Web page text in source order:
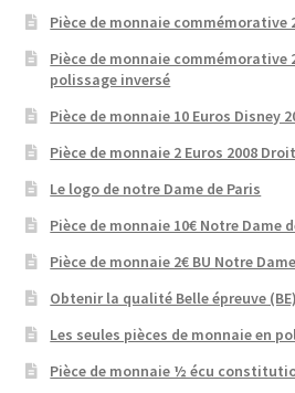
Pièce de monnaie commémorative
Pièce de monnaie commémorative
polissage inversé
Pièce de monnaie 10 Euros Disney
Pièce de monnaie 2 Euros 2008
Le logo de notre Dame de Paris
Pièce de monnaie 10€ Notre Dame
Pièce de monnaie 2€ BU Notre
Obtenir la qualité Belle épreuve (BE)
Les seules pièces de monnaie en
Pièce de monnaie ½ écu